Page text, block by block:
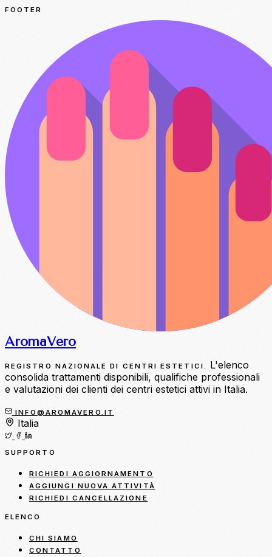
FOOTER
AromaVero
REGISTRO NAZIONALE DI CENTRI ESTETICI.
L'elenco
consolida trattamenti disponibili, qualifiche professionali
e valutazioni dei clienti dei centri estetici attivi in Italia.
INFO@AROMAVERO.IT
Italia
SUPPORTO
RICHIEDI AGGIORNAMENTO
AGGIUNGI NUOVA ATTIVITÀ
RICHIEDI CANCELLAZIONE
ELENCO
CHI SIAMO
CONTATTO